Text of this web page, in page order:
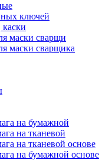
ключей
маски сварщи
маски сварщика
на бумажной
на тканевой
на тканевой основе
на бумажной основе